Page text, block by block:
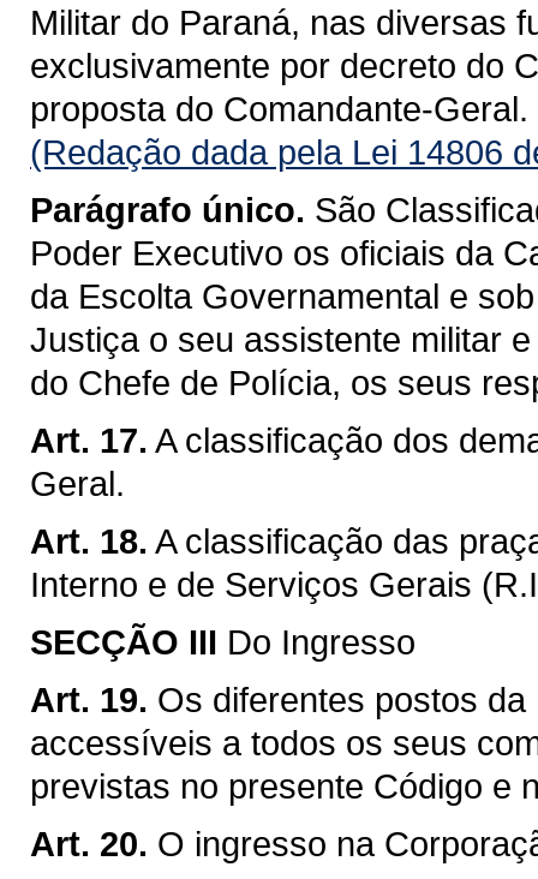
Militar do Paraná, nas diversas
exclusivamente por decreto do
proposta do Comandante-Geral.
(Redação dada pela Lei 14806
Parágrafo único. São
Poder Executivo os oficiais da
da Escolta Governamental e
Justiça o seu assistente militar
do Chefe de Polícia, os seus
Art. 17. A classificação dos
Geral.
Art. 18. A classificação das
Interno e de Serviços Gerais
SECÇÃO III Do Ingresso
Art. 19. Os diferentes postos
accessíveis a todos os seus
previstas no presente Código e
Art. 20. O ingresso na